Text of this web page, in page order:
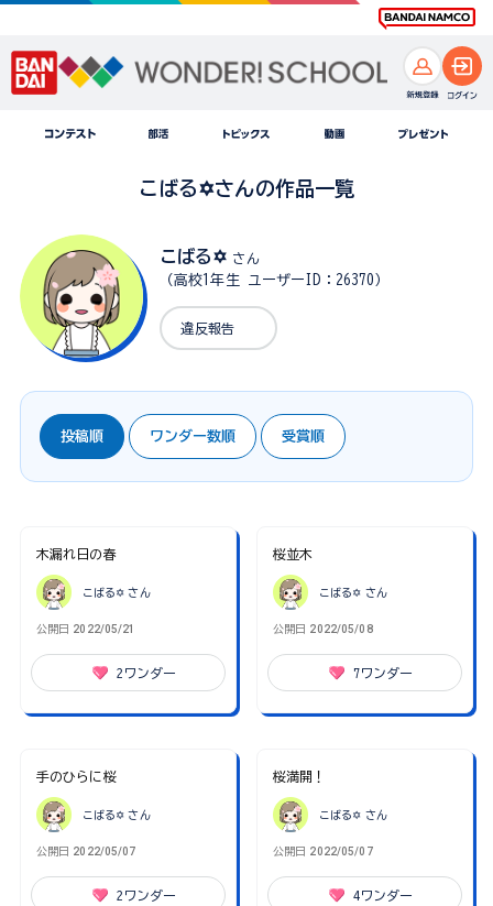
こばる✡さんの作品一覧
こばる✡ さん
（高校1年生 ユーザーID：26370）
違反報告
投稿順 ワンダー数順 受賞順
木漏れ日の春
こばる✡ さん
公開日 2022/05/21
2 ワンダー
桜並木
こばる✡ さん
公開日 2022/05/08
7ワンダー
手のひらに桜
こばる✡ さん
公開日 2022/05/07
2 ワンダー
桜満開！
こばる✡ さん
公開日 2022/05/07
4ワンダー